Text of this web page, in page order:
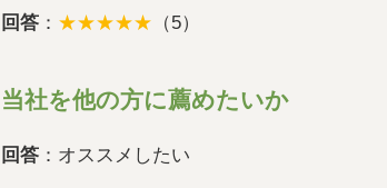
回答： ★★★★★ （5）
当社を他の方に薦めたいか
回答：オススメしたい